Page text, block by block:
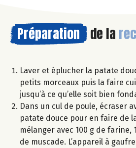
Préparation de la
Laver et éplucher la patate
petits morceaux puis la faire
jusqu’à ce qu’elle soit bien
Dans un cul de poule, écraser
patate douce pour en faire de
mélanger avec 100 g de farine,
de muscade. L’appareil à